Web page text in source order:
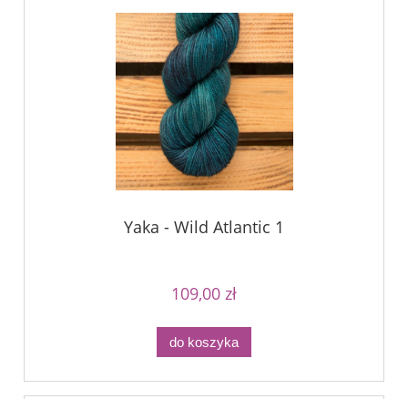
Yaka - Wild Atlantic 1
109,00 zł
do koszyka